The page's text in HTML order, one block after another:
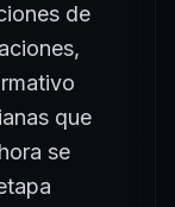
de
que
se